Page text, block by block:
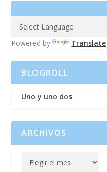
Powered by Translate
BLOGROLL
Uno y uno dos
ARCHIVOS